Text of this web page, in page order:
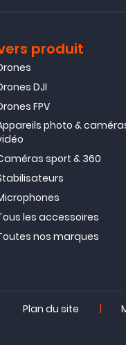
produit
DJI
FPV
photo &
sport & 360
les accessoires
nos marques
Plan du site |